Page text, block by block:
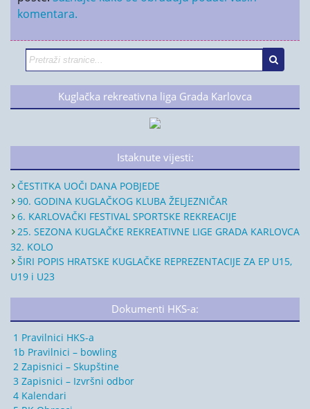
komentara.
Kuglačka rekreativna liga Grada Karlovca
Istaknute vijesti:
ČESTITKA UOČI DANA POBJEDE
90. GODINA KUGLAČKOG KLUBA ŽELJEZNIČAR
6. KARLOVAČKI FESTIVAL SPORTSKE REKREACIJE
25. SEZONA KUGLAČKE REKREATIVNE LIGE GRADA KARLOVCA
32. KOLO
ŠIRI POPIS HRATSKE KUGLAČKE REPREZENTACIJE ZA EP U15,
U19 i U23
Dokumenti HKS-a:
1 Pravilnici HKS-a
1b Pravilnici – bowling
2 Zapisnici – Skupštine
3 Zapisnici – Izvršni odbor
4 Kalendari